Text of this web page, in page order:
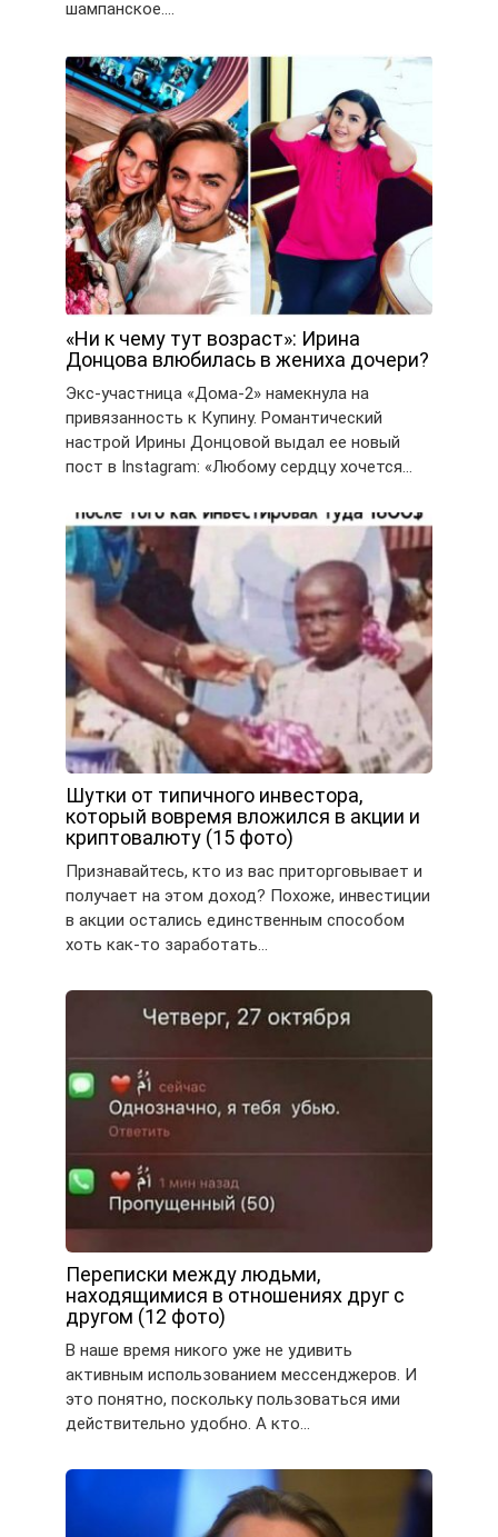
шампанское….
«Ни к чему тут возраст»: Ирина
Донцова влюбилась в жениха дочери?
Экс-участница «Дома-2» намекнула на
привязанность к Купину. Романтический
настрой Ирины Донцовой выдал ее новый
пост в Instagram: «Любому сердцу хочется…
Шутки от типичного инвестора,
который вовремя вложился в акции и
криптовалюту (15 фото)
Признавайтесь, кто из вас приторговывает и
получает на этом доход? Похоже, инвестиции
в акции остались единственным способом
хоть как-то заработать…
Переписки между людьми,
находящимися в отношениях друг с
другом (12 фото)
В наше время никого уже не удивить
активным использованием мессенджеров. И
это понятно, поскольку пользоваться ими
действительно удобно. А кто…